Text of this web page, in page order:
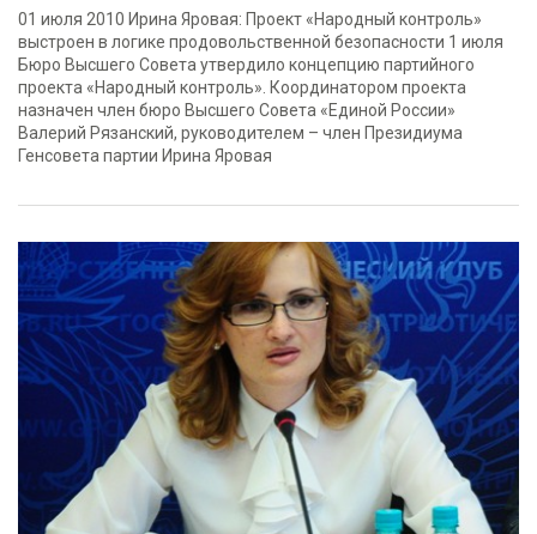
01 июля 2010 Ирина Яровая: Проект «Народный контроль»
выстроен в логике продовольственной безопасности 1 июля
Бюро Высшего Совета утвердило концепцию партийного
проекта «Народный контроль». Координатором проекта
назначен член бюро Высшего Совета «Единой России»
Валерий Рязанский, руководителем – член Президиума
Генсовета партии Ирина Яровая